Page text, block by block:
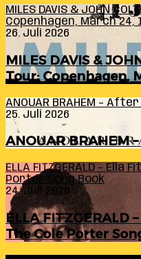
MILES DAVIS & JOHN
Copenhagen, March 24,
26. Juli 2026
MILES DAVIS &
Tour: Copenhagen,
ANOUAR BRAHEM –
25. Juli 2026
ANOUAR BRAHEM
ELLA FITZGERALD –
Porter Song Book
24. Juli 2026
ELLA FITZGERALD
The Cole Porter